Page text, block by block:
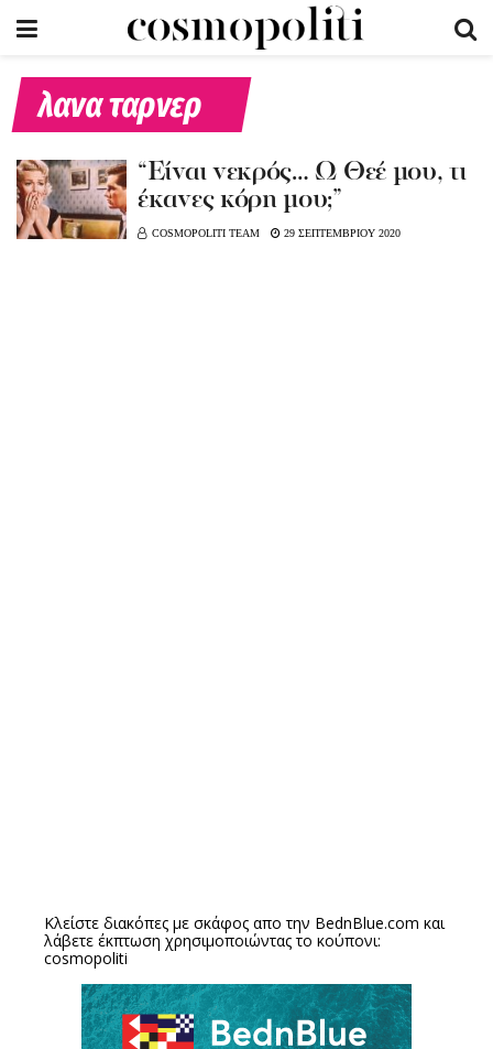
λανα ταρνερ
“Είναι νεκρός… Ω Θεέ μου, τι
έκανες κόρη μου;”
COSMOPOLITI TEAM 29 ΣΕΠΤΕΜΒΡΙΟΥ 2020
Κλείστε διακόπες με σκάφος απο την BednBlue.com και
λάβετε έκπτωση χρησιμοποιώντας το κούπονι:
cosmopoliti